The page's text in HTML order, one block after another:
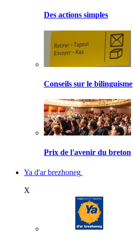
Des actions simples
Conseils sur le bilinguisme
Prix de l'avenir du breton
Ya d'ar brezhoneg
X